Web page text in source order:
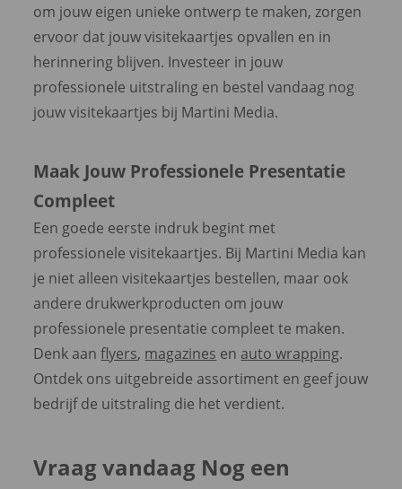
om jouw eigen unieke ontwerp te maken, zorgen
ervoor dat jouw visitekaartjes opvallen en in
herinnering blijven. Investeer in jouw
professionele uitstraling en bestel vandaag nog
jouw visitekaartjes bij Martini Media.
Maak Jouw Professionele Presentatie
Compleet
Een goede eerste indruk begint met
professionele visitekaartjes. Bij Martini Media kan
je niet alleen visitekaartjes bestellen, maar ook
andere drukwerkproducten om jouw
professionele presentatie compleet te maken.
Denk aanflyers, magazines en auto wrapping.
Ontdek ons uitgebreide assortiment en geef jouw
bedrijf de uitstraling die het verdient.
Vraag vandaag Nog een